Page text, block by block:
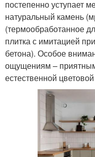
постепенно уступает
натуральный камень
(термообработанное
плитка с имитацией
бетона). Особое
ощущениям –
естественной